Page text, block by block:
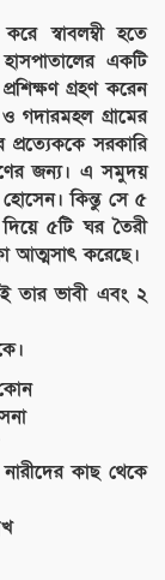
স্বাবলম্বী হতে
একটি
গ্রহণ করেন
গদারমহল গ্রামের
সরকারি
জন্য। এ সমুদয়
কিন্তু সে ৫
দিয়ে ৫টি ঘর তৈরী
আত্মসাৎ করেছে।
তার ভাবী এবং ২
কাছ থেকে